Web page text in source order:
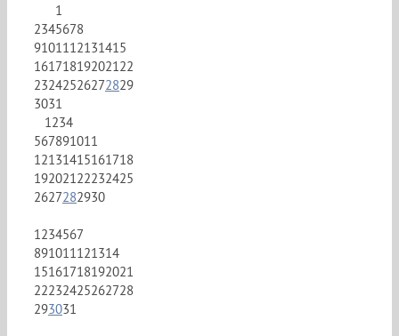
1
2345678
91011 12131415
161718192021 22
23242526272829
3031
1 234
567891011
12131415161718
192021 22232425
2627282930
1 234567
891011 121314
15161718192021
22232425262728
293031